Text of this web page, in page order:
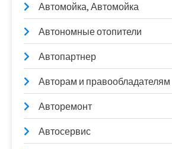
Автомойка, Автомойка
Автономные отопители
Автопартнер
Авторам и правообладателям
Авторемонт
Автосервис